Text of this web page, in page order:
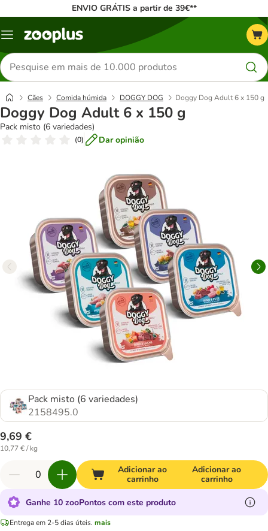
ENVIO GRÁTIS a partir de 39€**
Menu
Pesquisar
produtos
Cães Comida húmida DOGGY DOG Doggy Dog Adult 6 x 150 g
Doggy Dog Adult 6 x 150 g
Pack misto (6 variedades)
(0) Dar opinião
Pack misto (6 variedades)
2158495.0
9,69 €
10,77 € / kg
Adicionar ao
carrinho
Adicionar ao
carrinho
Ganhe 10 zooPontos com este produto
Entrega em 2-5 dias úteis. mais